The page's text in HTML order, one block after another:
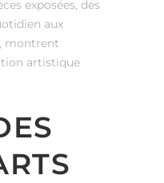
exposées, des
aux
montrent
artistique